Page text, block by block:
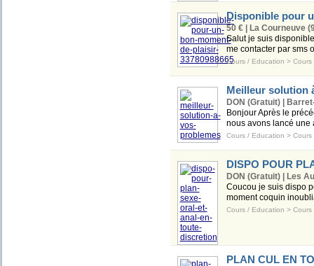
Disponible pour
50 € | La Courneuve
Salut je suis
me contacter par sms
Cours / Education > Cours
Meilleur solution
DON (Gratuit) |
Bonjour Après le
nous avons lancé une
Cours / Education > Cours
DISPO POUR
DON (Gratuit) | Les
Coucou je suis dispo
moment coquin
Cours / Education > Cours
PLAN CUL EN